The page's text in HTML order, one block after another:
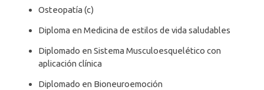
Osteopatía (c)
Diploma en Medicina de estilos de vida saludables
Diplomado en Sistema Musculoesquelético con
aplicación clínica
Diplomado en Bioneuroemoción